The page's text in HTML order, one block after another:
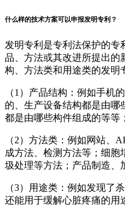
什么样的技术方案可以申报发明专利？
发明专利是专利法保护的专
品、方法或其改进所提出的
构、方法类和用途类的发明
（1）产品结构：例如手机
的、生产设备结构都是由哪
都是由哪些构件组成的等等；
（2）方法类：例如网站、
成方法、检测方法等；细胞
圾处理等方法；产品制造、
（3）用途类：例如发现了
还能用于缓解心脏疼痛的用